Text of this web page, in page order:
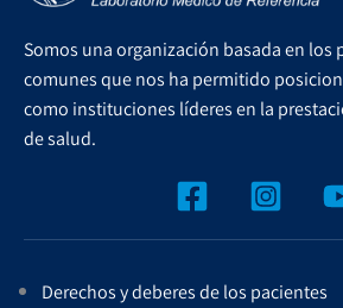
Somos una organización basada en los
comunes que nos ha permitido
como instituciones líderes en la
de salud.
Derechos y deberes de los pacientes